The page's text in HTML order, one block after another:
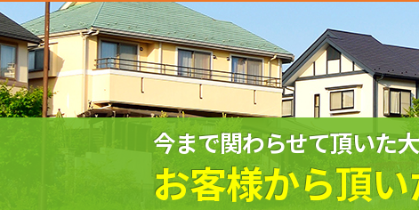
今まで関わらせて頂いた
お客様から頂